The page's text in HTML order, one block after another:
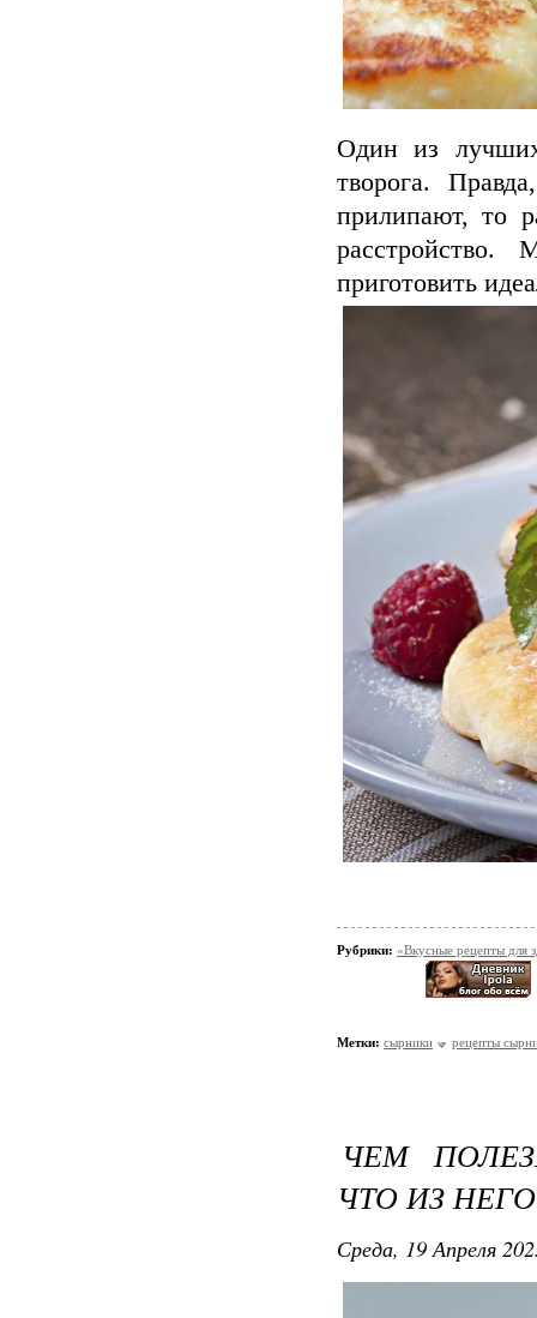
Один из
творога.
прилипают, то
приготовить
Рубрики: «Вкусные рецепты для
Метки: сырники рецепты
ЧЕМ
ЧТО ИЗ
Среда, 19 Апреля